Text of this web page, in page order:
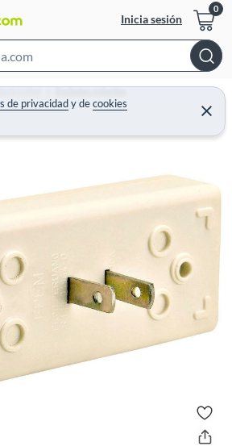
Inicia sesión
e
a
c
r
de privacidadydecookies
C
e
r
Enchufes volantes